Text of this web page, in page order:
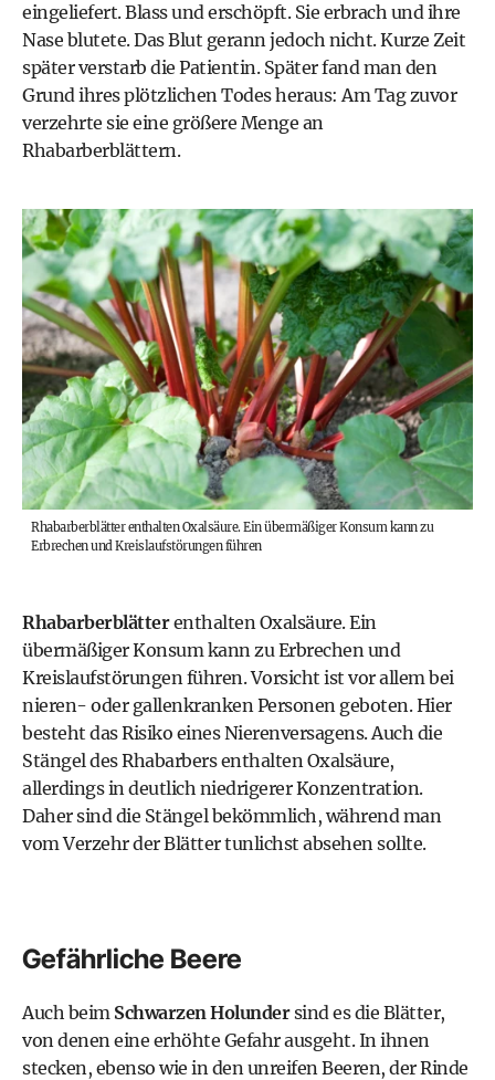
eingeliefert. Blass und erschöpft. Sie erbrach und ihre
Nase blutete. Das Blut gerann jedoch nicht. Kurze Zeit
später verstarb die Patientin. Später fand man den
Grund ihres plötzlichen Todes heraus: Am Tag zuvor
verzehrte sie eine größere Menge an
Rhabarberblättern.
Rhabarberblätter enthalten Oxalsäure. Ein übermäßiger Konsum kann zu
Erbrechen und Kreislaufstörungen führen
Rhabarberblätterenthalten Oxalsäure. Ein
übermäßiger Konsum kann zu Erbrechen und
Kreislaufstörungen führen. Vorsicht ist vor allem bei
nieren- oder gallenkranken Personen geboten. Hier
besteht das Risiko eines Nierenversagens. Auch die
Stängel des Rhabarbers enthalten Oxalsäure,
allerdings in deutlich niedrigerer Konzentration.
Daher sind die Stängel bekömmlich, während man
vom Verzehr der Blätter tunlichst absehen sollte.
Gefährliche Beere
Auch beim Schwarzen Holundersind es die Blätter,
von denen eine erhöhte Gefahr ausgeht. In ihnen
stecken, ebenso wie in den unreifen Beeren, der Rinde